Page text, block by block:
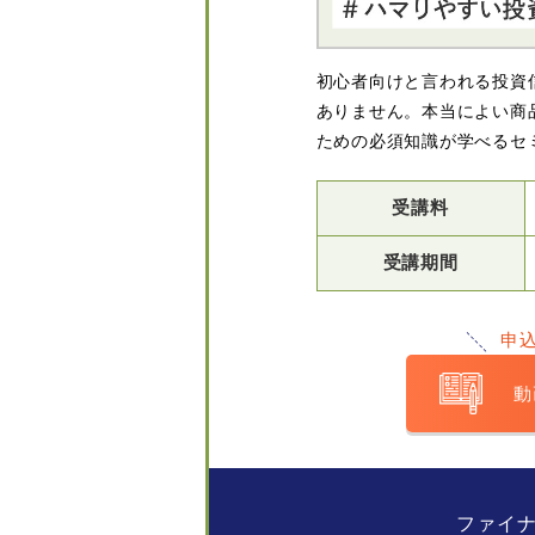
初心者向けと言われる投
ありません。本当によい
ための必須知識が学べるセ
受講料
受講期間
申
ファイ